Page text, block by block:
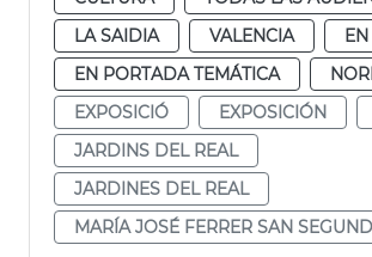
LA SAIDIA
VALENCIA
EN PORTADA TEMÁTICA
EXPOSICIÓ
EXPOSICIÓN
JARDINS DEL REAL
JARDINES DEL REAL
MARÍA JOSÉ FERRER SAN